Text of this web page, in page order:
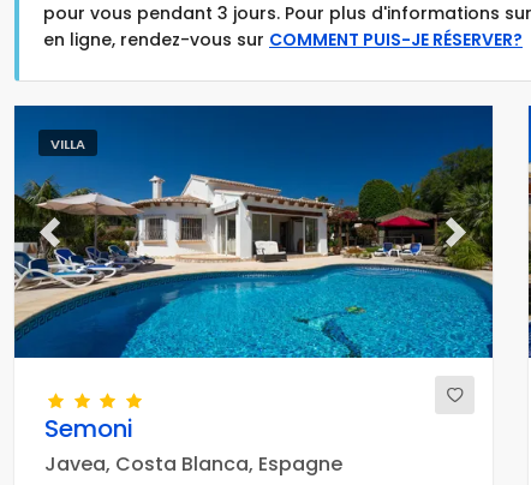
pour vous pendant 3 jours. Pour plus d'informations
en ligne, rendez-vous sur COMMENT PUIS-JE RÉSERVER?
VILLA
Previous Next
Semoni
Javea, Costa Blanca, Espagne